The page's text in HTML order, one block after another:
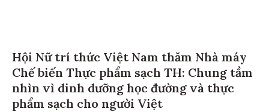
Hội Nữ trí thức Việt Nam thăm Nhà máy
Chế biến Thực phẩm sạch TH: Chung tầm
nhìn vì dinh dưỡng học đường và thực
phẩm sạch cho người Việt